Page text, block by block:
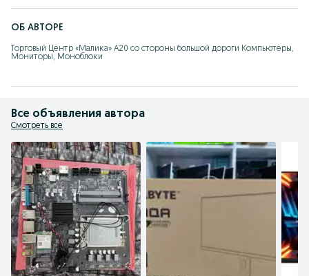
ОБ АВТОРЕ
Торговый Центр «Малика» А20 со стороны большой дороги Компьютеры,
Мониторы, Моноблоки
Все объявления автора
Смотреть все